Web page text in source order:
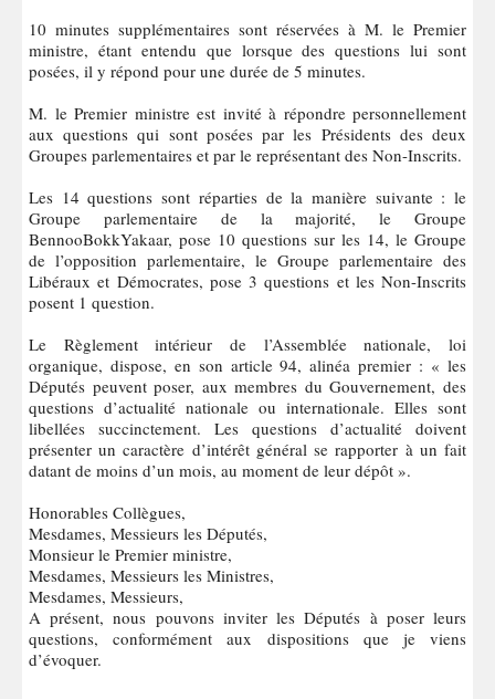
10 minutes supplémentaires sont réservées à M. le Premier
ministre, étant entendu que lorsque des questions lui sont
posées, il y répond pour une durée de 5 minutes.
M. le Premier ministre est invité à répondre personnellement
aux questions qui sont posées par les Présidents des deux
Groupes parlementaires et par le représentant des Non-Inscrits.
Les 14 questions sont réparties de la manière suivante : le
Groupe parlementaire de la majorité, le Groupe
BennooBokkYakaar, pose 10 questions sur les 14, le Groupe
de l’opposition parlementaire, le Groupe parlementaire des
Libéraux et Démocrates, pose 3 questions et les Non-Inscrits
posent 1 question.
Le Règlement intérieur de l’Assemblée nationale, loi
organique, dispose, en son article 94, alinéa premier : « les
Députés peuvent poser, aux membres du Gouvernement, des
questions d’actualité nationale ou internationale. Elles sont
libellées succinctement. Les questions d’actualité doivent
présenter un caractère d’intérêt général se rapporter à un fait
datant de moins d’un mois, au moment de leur dépôt ».
Honorables Collègues,
Mesdames, Messieurs les Députés,
Monsieur le Premier ministre,
Mesdames, Messieurs les Ministres,
Mesdames, Messieurs,
A présent, nous pouvons inviter les Députés à poser leurs
questions, conformément aux dispositions que je viens
d’évoquer.